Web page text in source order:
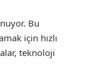
Bu
için hızlı
teknoloji